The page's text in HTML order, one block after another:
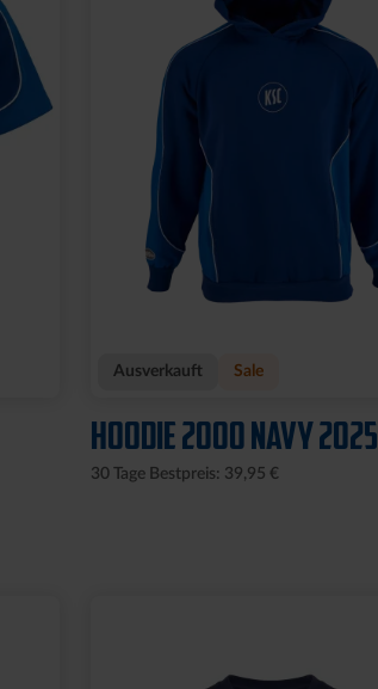
Ausverkauft Sale
HOODIE 2000 NAVY 2025
30 Tage Bestpreis: 39,95 €